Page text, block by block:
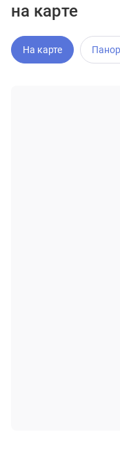
на карте
На карте